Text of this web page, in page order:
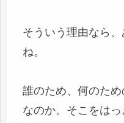
そういう理由なら
ね。
誰のため、何のため
なのか。そこをは